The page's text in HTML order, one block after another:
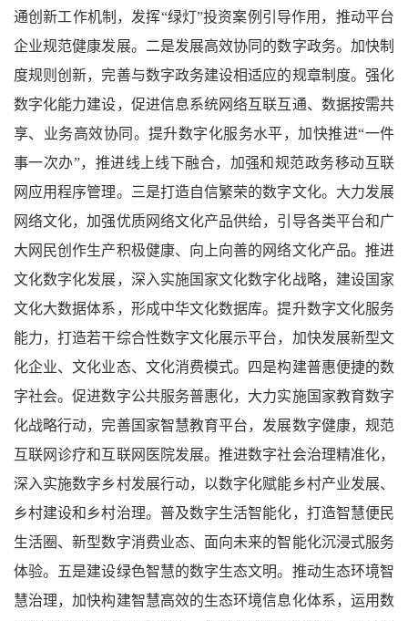
通创新工作机制，发挥“绿灯”投资案例引导作用，推动平台
企业规范健康发展。二是发展高效协同的数字政务。加快制
度规则创新，完善与数字政务建设相适应的规章制度。强化
数字化能力建设，促进信息系统网络互联互通、数据按需共
享、业务高效协同。提升数字化服务水平，加快推进“一件
事一次办”，推进线上线下融合，加强和规范政务移动互联
网应用程序管理。三是打造自信繁荣的数字文化。大力发展
网络文化，加强优质网络文化产品供给，引导各类平台和广
大网民创作生产积极健康、向上向善的网络文化产品。推进
文化数字化发展，深入实施国家文化数字化战略，建设国家
文化大数据体系，形成中华文化数据库。提升数字文化服务
能力，打造若干综合性数字文化展示平台，加快发展新型文
化企业、文化业态、文化消费模式。四是构建普惠便捷的数
字社会。促进数字公共服务普惠化，大力实施国家教育数字
化战略行动，完善国家智慧教育平台，发展数字健康，规范
互联网诊疗和互联网医院发展。推进数字社会治理精准化，
深入实施数字乡村发展行动，以数字化赋能乡村产业发展、
乡村建设和乡村治理。普及数字生活智能化，打造智慧便民
生活圈、新型数字消费业态、面向未来的智能化沉浸式服务
体验。五是建设绿色智慧的数字生态文明。推动生态环境智
慧治理，加快构建智慧高效的生态环境信息化体系，运用数